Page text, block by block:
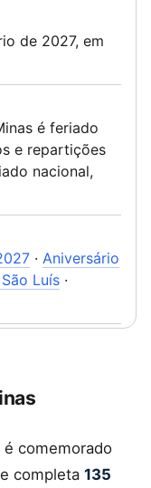
de 2027, em
é feriado
e repartições
nacional,
· Aniversário
Luís ·
é comemorado
completa 135